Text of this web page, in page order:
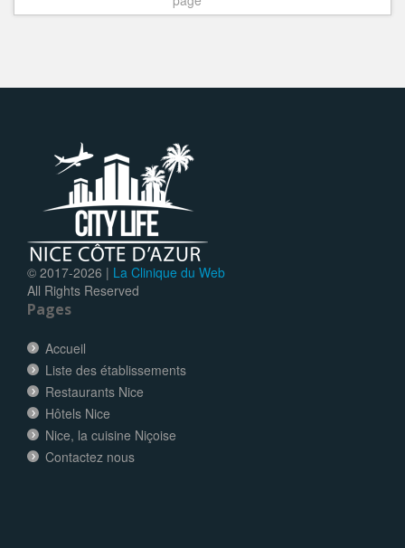
© 2017-2026 | La Clinique du Web
All Rights Reserved
Pages
Accueil
Liste des établissements
Restaurants Nice
Hôtels Nice
Nice, la cuisine Niçoise
Contactez nous